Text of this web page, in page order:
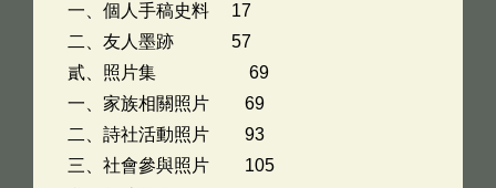
一、個人手稿史料 17
二、友人墨跡 57
貳、照片集 69
一、家族相關照片 69
二、詩社活動照片 93
三、社會參與照片 105